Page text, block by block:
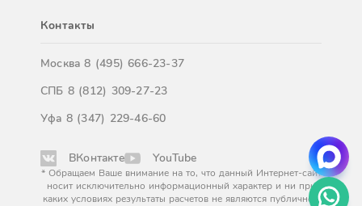
Контакты
Москва8 (495) 666-23-37
СПБ 8 (812) 309-27-23
Уфа 8 (347) 229-46-60
ВКонтакте YouTube
* Обращаем Ваше внимание на то, что данный Интернет-сайт
носит исключительно информационный характер и ни при
каких условиях результаты расчетов не являются публичной